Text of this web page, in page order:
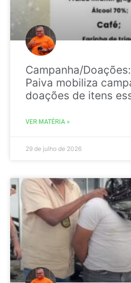
Campanha/
Paiva mobiliza
doações de itens
VER MATÉRIA »
29 de julho de 2026